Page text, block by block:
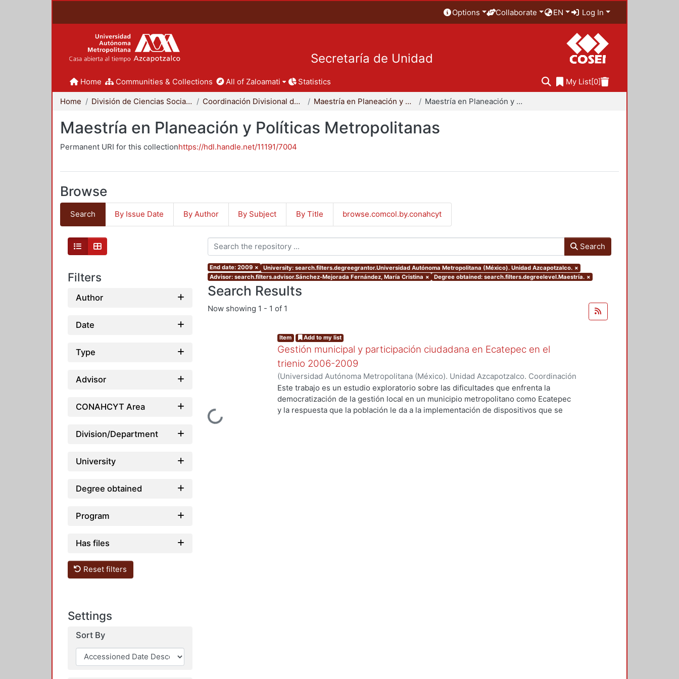
Options Collaborate EN Log In
Secretaría de Unidad
Home Communities & Collections All of Zaloamati Statistics My List[0]
Home División de Ciencias Sociales y Humanidades Coordinación Divisional de Posgrado Maestría en Planeación y Políticas Metropolitanas Maestría en Planeación y Políticas Metropolitanas
Maestría en Planeación y Políticas Metropolitanas
Permanent URI for this collectionhttps://hdl.handle.net/11191/7004
Browse
Search By Issue Date By Author By Subject By Title browse.comcol.by.conahcyt
Filters
Author
Date
Type
Advisor
CONAHCYT Area
Division/Department
University
Degree obtained
Program
Has files
Reset filters
Settings
Sort By
Search
End date: 2009 × University: search.filters.degreegrantor.Universidad Autónoma Metropolitana (México). Unidad Azcapotzalco. ×
Advisor: search.filters.advisor.Sánchez-Mejorada Fernández, María Cristina × Degree obtained: search.filters.degreelevel.Maestría. ×
Search Results
Now showing 1 - 1 of 1
Loading...
Item Add to my list
Gestión municipal y participación ciudadana en Ecatepec en el
trienio 2006-2009
(Universidad Autónoma Metropolitana (México). Unidad Azcapotzalco. Coordinación
de Servicios de Información.,2009-12) Rosas González, Miguel
Este trabajo es un estudio exploratorio sobre las dificultades que enfrenta la
democratización de la gestión local en un municipio metropolitano como Ecatepec
y la respuesta que la población le da a la implementación de dispositivos que se